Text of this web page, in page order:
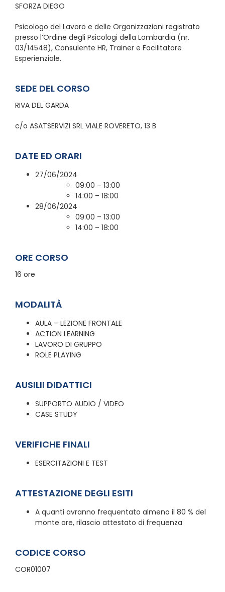
SFORZA DIEGO
Psicologo del Lavoro e delle Organizzazioni registrato
presso l’Ordine degli Psicologi della Lombardia (nr.
03/14548), Consulente HR, Trainer e Facilitatore
Esperienziale.
SEDE DEL CORSO
RIVA DEL GARDA
c/o ASATSERVIZI SRL VIALE ROVERETO, 13 B
DATE ED ORARI
27/06/2024
09:00 – 13:00
14:00 – 18:00
28/06/2024
09:00 – 13:00
14:00 – 18:00
ORE CORSO
16 ore
MODALITÀ
AULA – LEZIONE FRONTALE
ACTION LEARNING
LAVORO DI GRUPPO
ROLE PLAYING
AUSILII DIDATTICI
SUPPORTO AUDIO / VIDEO
CASE STUDY
VERIFICHE FINALI
ESERCITAZIONI E TEST
ATTESTAZIONE DEGLI ESITI
A quanti avranno frequentato almeno il 80 % del
monte ore, rilascio attestato di frequenza
CODICE CORSO
COR01007